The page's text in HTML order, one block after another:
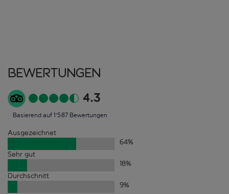
Bewertungen
4.3
Basierend auf 1'587 Bewertungen
Ausgezeichnet
64%
Sehr gut
18%
Durchschnitt
9%